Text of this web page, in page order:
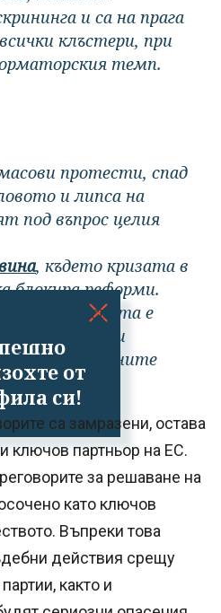
от
си!
и са на прага
клъстери, при
темп.
протести, спад
и липса на
под въпрос целия
, където кризата в
блокира реформи.
Комисията е
думи“ заради
демократичните
са замразени, остава
ключов партньор на ЕС.
за решаване на
като ключов
Въпреки това
действия срещу
както и